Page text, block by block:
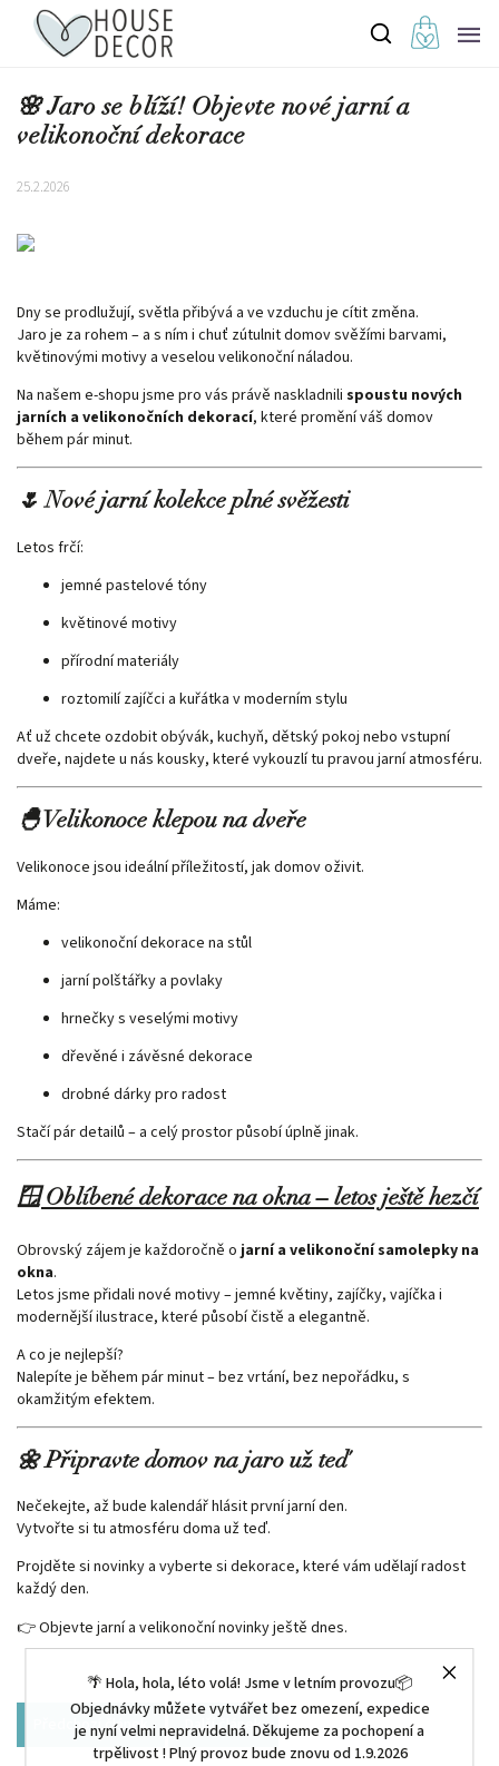
🌴 Hola, hola, léto volá! Jsme v letním provozu📦
Objednávky můžete vytvářet bez omezení, expedice
je nyní velmi nepravidelná. Děkujeme za pochopení a
trpělivost ! Plný provoz bude znovu od 1.9.2026
🌸 Jaro se blíží! Objevte nové jarní a
velikonoční dekorace
25.2.2026
Dny se prodlužují, světla přibývá a ve vzduchu je cítit změna.
Jaro je za rohem – a s ním i chuť zútulnit domov svěžími barvami,
květinovými motivy a veselou velikonoční náladou.
Na našem e-shopu jsme pro vás právě naskladnili spoustu nových
jarních a velikonočních dekorací, které promění váš domov
během pár minut.
🌷 Nové jarní kolekce plné svěžesti
Letos frčí:
jemné pastelové tóny
květinové motivy
přírodní materiály
roztomilí zajíčci a kuřátka v moderním stylu
Ať už chcete ozdobit obývák, kuchyň, dětský pokoj nebo vstupní
dveře, najdete u nás kousky, které vykouzlí tu pravou jarní atmosféru.
🐣 Velikonoce klepou na dveře
Velikonoce jsou ideální příležitostí, jak domov oživit.
Máme:
velikonoční dekorace na stůl
jarní polštářky a povlaky
hrnečky s veselými motivy
dřevěné i závěsné dekorace
drobné dárky pro radost
Stačí pár detailů – a celý prostor působí úplně jinak.
🪟 Oblíbené dekorace na okna – letos ještě hezčí
Obrovský zájem je každoročně o jarní a velikonoční samolepky na
okna.
Letos jsme přidali nové motivy – jemné květiny, zajíčky, vajíčka i
modernější ilustrace, které působí čistě a elegantně.
A co je nejlepší?
Nalepíte je během pár minut – bez vrtání, bez nepořádku, s
okamžitým efektem.
🌼 Připravte domov na jaro už teď
Nečekejte, až bude kalendář hlásit první jarní den.
Vytvořte si tu atmosféru doma už teď.
Projděte si novinky a vyberte si dekorace, které vám udělají radost
každý den.
👉 Objevte jarní a velikonoční novinky ještě dnes.
Předchozí článek Další článek